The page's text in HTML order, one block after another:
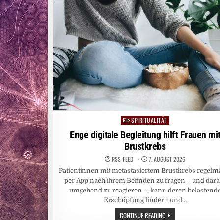
LEIPZIGER
NIKOLAIKIRCHE
/
„LIU
XIAOBOS
HUMAN
RIGHTS
AWARD“
ERSTMALIG
IN
LEIPZIG
VERLIEHEN
Posted
in
SPIRITUALITÄT
Enge digitale Begleitung hilft Frauen mit
Brustkrebs
RSS-FEED 7. AUGUST 2026
Patientinnen mit metastasiertem Brustkrebs
per App nach ihrem Befinden zu fragen – und
umgehend zu reagieren –, kann deren
Erschöpfung lindern und…
CONTINUE READINGENGE